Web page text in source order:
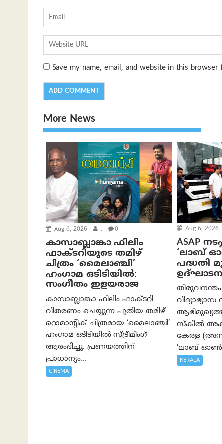
Save my name, email, and website in this
More News
Aug 6, 2026 . 0
കാസാബ്ലാങ്കാ ഫിലിം
ഫാക്ടറിയുടെ തമിഴ്
ചിത്രം ‘മൈലാഞ്ചി’
ഹംഗാമ ഒടിടിയിൽ;
സംഗീതം ഇളയരാജ
കാസാബ്ലാങ്കാ ഫിലിം ഫാക്ടറി
വിതരണം ചെയ്യുന്ന പുതിയ തമിഴ്
റൊമാന്റിക് ചിത്രമായ ‘മൈലാഞ്ചി’
ഹംഗാമ ഒടിടിയിൽ സ്ട്രീമിംഗ്
ആരംഭിച്ചു. പ്രണയത്തിന്
പ്രാധാന്യം...
CINEMA
Aug 6, 2026
ASAP
‘ലാബ്
പദ്ധതി
വിദ്യാഭ്യാസ
സ്കിൽ
കേരള
‘ലാബ് ഓൺ
KERALA